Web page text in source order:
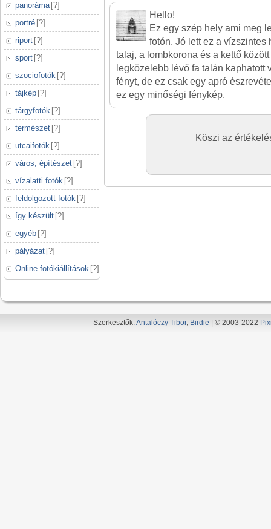
panoráma [?]
portré [?]
riport [?]
sport [?]
szociofotók [?]
tájkép [?]
tárgyfotók [?]
természet [?]
utcaifotók [?]
város, építészet [?]
vízalatti fotók [?]
feldolgozott fotók [?]
így készült [?]
egyéb [?]
pályázat [?]
Online fotókiállítások [?]
Hello!
Ez egy szép hely ami meg
fotón. Jó lett ez a vízszintes
talaj, a lombkorona és a kettő között
legközelebb lévő fa talán kaphatott
fényt, de ez csak egy apró
ez egy minőségi fénykép.
Köszi az
Szerkesztők:Antalóczy Tibor, Birdie | © 2003-2022